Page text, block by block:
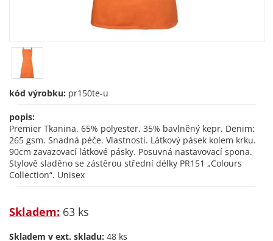
kód výrobku: pr150te-u
popis:
Premier Tkanina. 65% polyester, 35% bavlněný kepr. Denim:
265 gsm. Snadná péče. Vlastnosti. Látkový pásek kolem krku.
90cm zavazovací látkové pásky. Posuvná nastavovací spona.
Stylově sladěno se zástěrou střední délky PR151 „Colours
Collection“. Unisex
Skladem: 63 ks
Skladem v ext. skladu: 48 ks